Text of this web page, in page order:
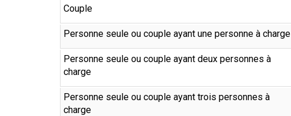
Couple
Personne seule ou couple ayant une personne à charge
Personne seule ou couple ayant deux personnes à
charge
Personne seule ou couple ayant trois personnes à
charge